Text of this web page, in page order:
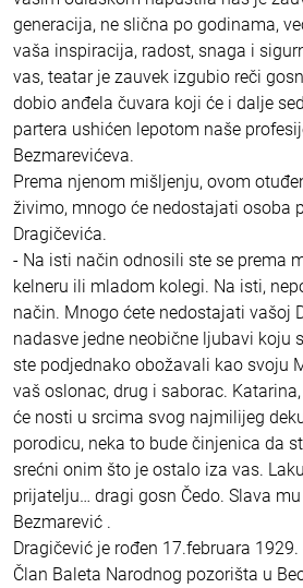
generacija, ne slična po godinama,
vaša inspiracija, radost, snaga i
vas, teatar je zauvek izgubio reči
dobio anđela čuvara koji će i dalje
partera ushićen lepotom naše
Bezmarevićeva.
Prema njenom mišljenju, ovom
živimo, mnogo će nedostajati osoba
Dragičevića.
- Na isti način odnosili ste se prema
kelneru ili mladom kolegi. Na isti,
način. Mnogo ćete nedostajati vašoj
nadasve jedne neobične ljubavi koju
ste podjednako obožavali kao svoju
vaš oslonac, drug i saborac.
će nosti u srcima svog najmilijeg
porodicu, neka to bude činjenica da
srećni onim što je ostalo iza vas.
prijatelju… dragi gosn Čedo. Slava
Bezmarević .
Dragičević je rođen 17.februara 1929.
Član Baleta Narodnog pozorišta u